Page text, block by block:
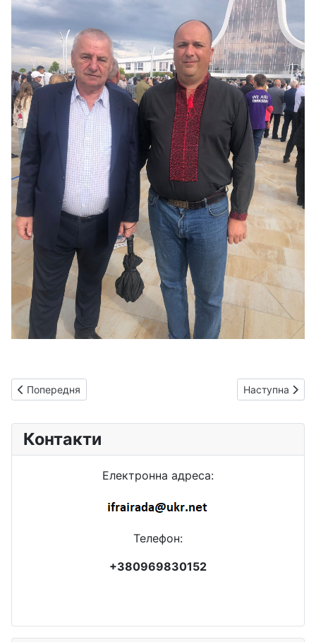
Попередня стаття: Дорогі мешканці Івано-Франківського
Попередня Наступна
Наступна
Контакти
Електронна адреса:
Телефон:
+380969830152